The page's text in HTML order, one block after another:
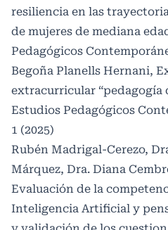
resiliencia en las
de mujeres de mediana
Pedagógicos
Begoña Planells Hernani,
extracurricular “pedagogía
Estudios Pedagógicos
1 (2025)
Rubén Madrigal-Cerezo,
Márquez, Dra. Diana
Evaluación de la
Inteligencia Artificial y